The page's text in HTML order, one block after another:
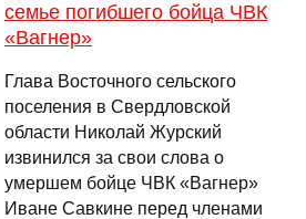
семье погибшего бойца ЧВК
«Вагнер»
Глава Восточного сельского
поселения в Свердловской
области Николай Журский
извинился за свои слова о
умершем бойце ЧВК «Вагнер»
Иване Савкине перед членами